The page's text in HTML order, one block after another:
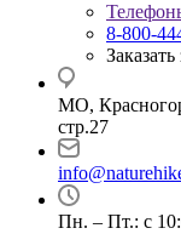
8-800-
МО,
стр.27
Пн. – Пт.: с